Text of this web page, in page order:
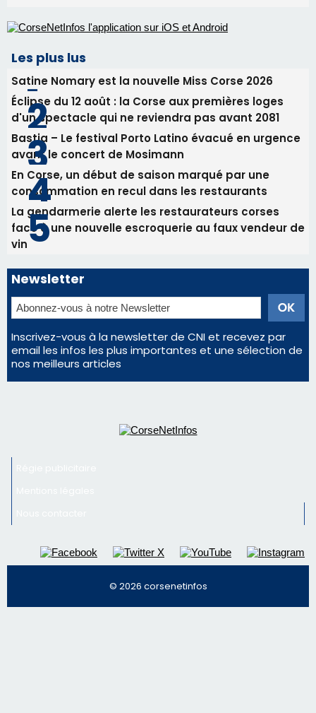
avant le concert de Mosimann
consommation en recul dans les restaurants
La gendarmerie alerte les restaurateurs corses
face à une nouvelle escroquerie au faux vendeur de
vin
Newsletter
Inscrivez-vous à la newsletter de CNI et recevez par
email les infos les plus importantes et une sélection de
nos meilleurs articles
Régie publicitaire
Mentions légales
Nous contacter